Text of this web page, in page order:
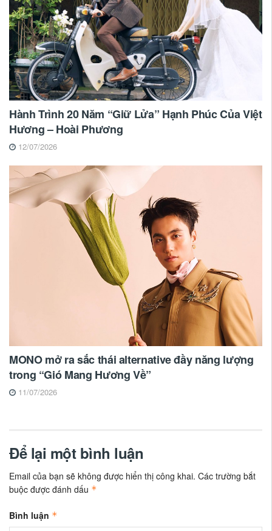
Hành Trình 20 Năm “Giữ Lửa” Hạnh Phúc Của Việt
Hương – Hoài Phương
12/07/2026
MONO mở ra sắc thái alternative đầy năng lượng
trong “Gió Mang Hương Về”
11/07/2026
Để lại một bình luận
Email của bạn sẽ không được hiển thị công khai. Các trường bắt
buộc được đánh dấu *
Bình luận *